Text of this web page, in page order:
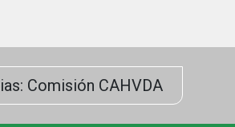
Comisión CAHVDA